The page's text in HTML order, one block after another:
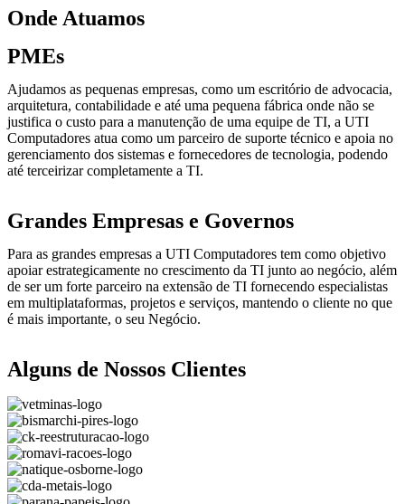
Onde Atuamos
PMEs
Ajudamos as pequenas empresas, como um escritório de advocacia,
arquitetura, contabilidade e até uma pequena fábrica onde não se
justifica o custo para a manutenção de uma equipe de TI, a UTI
Computadores atua como um parceiro de suporte técnico e apoia no
gerenciamento dos sistemas e fornecedores de tecnologia, podendo
até terceirizar completamente a TI.
Grandes Empresas e Governos
Para as grandes empresas a UTI Computadores tem como objetivo
apoiar estrategicamente no crescimento da TI junto ao negócio, além
de ser um forte parceiro na extensão de TI fornecendo especialistas
em multiplataformas, projetos e serviços, mantendo o cliente no que
é mais importante, o seu Negócio.
Alguns de Nossos Clientes